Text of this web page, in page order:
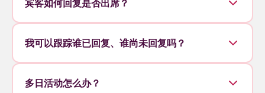
我可以跟踪谁已回复、谁尚未回复吗？
多日活动怎么办？